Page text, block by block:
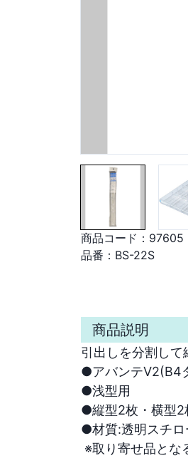
商品コード： 97605
品番： BS-22S
商品説明
引出しを分割して
●アバンテV2(B4
●浅型用
●縦型2枚・横型2
●材質:透明スチロ